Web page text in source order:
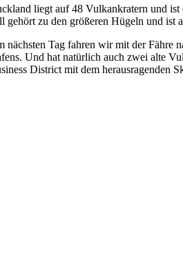
liegt auf 48 Vulkankratern und ist
gehört zu den größeren Hügeln und ist
nächsten Tag fahren wir mit der Fähre
Und hat natürlich auch zwei alte
District mit dem herausragenden